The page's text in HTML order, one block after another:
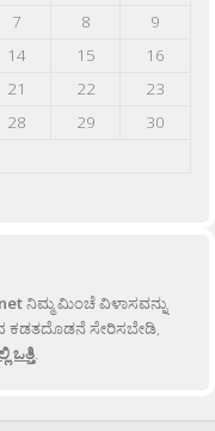
7 8
9
14 15
16
21 22
23
28 29
30
ನಿಮ್ಮ ಮಿಂಚೆ ವಿಳಾಸವನ್ನು
ಕಡತದೊಡನೆ ಸೇರಿಸಬೇಡಿ,
ಒತ್ತಿ.